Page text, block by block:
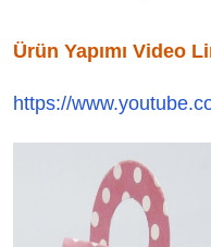
Ürün Yapımı Video
https://